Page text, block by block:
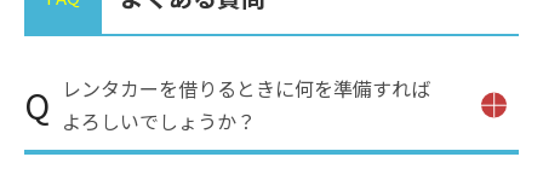
Q レンタカーを借りるときに何を準備すれば
よろしいでしょうか？
A
運転免許証・眼鏡が必要な方は必ずご持参
ください。
レンタカーのご出発手続き時に、有効期限内の運